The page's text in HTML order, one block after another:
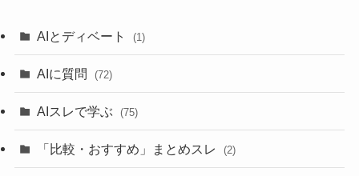
AIとディベート (1)
AIに質問 (72)
AIスレで学ぶ (75)
「比較・おすすめ」まとめスレ (2)